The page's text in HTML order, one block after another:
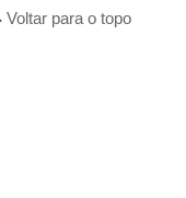
Voltar para o topo